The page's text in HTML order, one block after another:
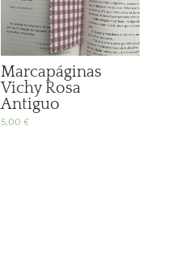
Marcapáginas
Vichy Rosa
Antiguo
5,00€